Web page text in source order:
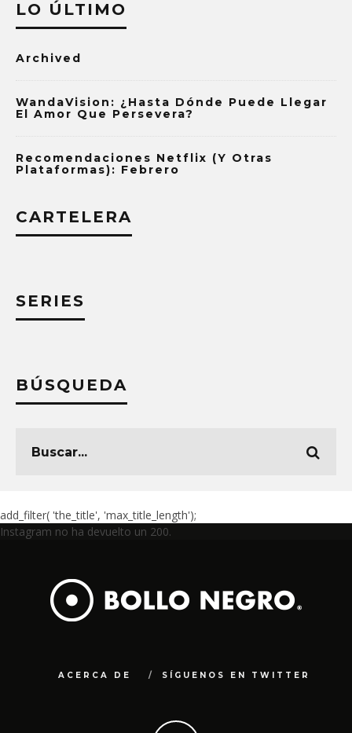
LO ÚLTIMO
Archived
WandaVision: ¿Hasta Dónde Puede Llegar
El Amor Que Persevera?
Recomendaciones Netflix (y Otras
Plataformas): Febrero
CARTELERA
SERIES
BÚSQUEDA
add_filter( 'the_title', 'max_title_length');
Instagram no ha devuelto un 200.
ACERCA DE SÍGUENOS EN TWITTER